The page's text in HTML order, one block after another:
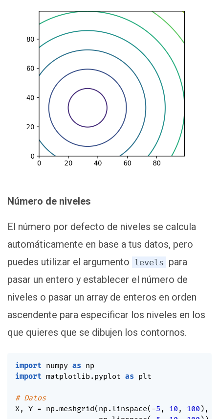
Número de niveles
El número por defecto de niveles se calcula
automáticamente en base a tus datos, pero
puedes utilizar el argumento levels para
pasar un entero y establecer el número de
niveles o pasar un array de enteros en orden
ascendente para especificar los niveles en los
que quieres que se dibujen los contornos.
import numpy as
import matplotlib. pyplot as plt
# Datos
X, Y = np .meshgrid( np . linspace( -5 , 10 , 100 ) ,